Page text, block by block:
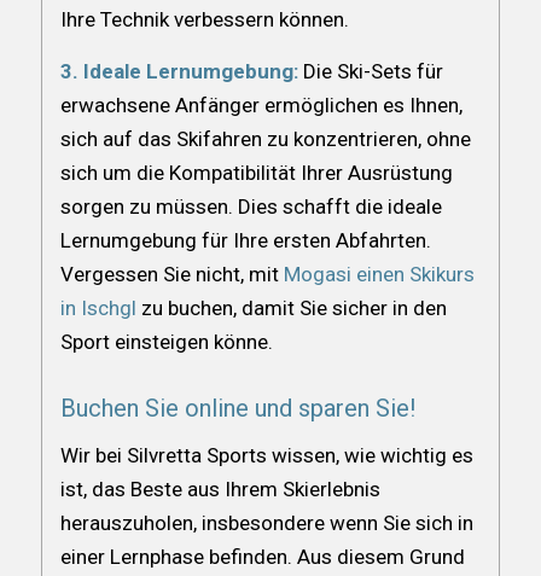
Ihre Technik verbessern können.
3. Ideale Lernumgebung:Die Ski-Sets für
erwachsene Anfänger ermöglichen es Ihnen,
sich auf das Skifahren zu konzentrieren, ohne
sich um die Kompatibilität Ihrer Ausrüstung
sorgen zu müssen. Dies schafft die ideale
Lernumgebung für Ihre ersten Abfahrten.
Vergessen Sie nicht, mit Mogasi einen Skikurs
in Ischgl zu buchen, damit Sie sicher in den
Sport einsteigen könne.
Buchen Sie online und sparen Sie!
Wir bei Silvretta Sports wissen, wie wichtig es
ist, das Beste aus Ihrem Skierlebnis
herauszuholen, insbesondere wenn Sie sich in
einer Lernphase befinden. Aus diesem Grund